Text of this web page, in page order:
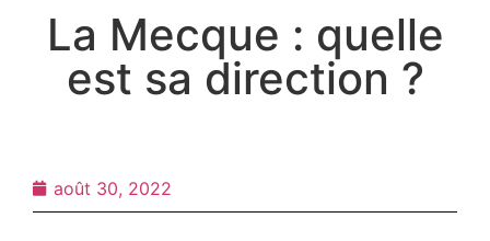
La Mecque : quelle
est sa direction ?
août 30, 2022